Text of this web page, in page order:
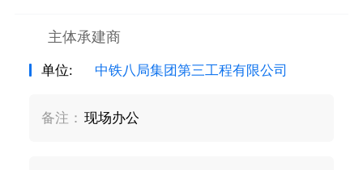
主体承建商
单位: 中铁八局集团第三工程有限公司
备注： 现场办公